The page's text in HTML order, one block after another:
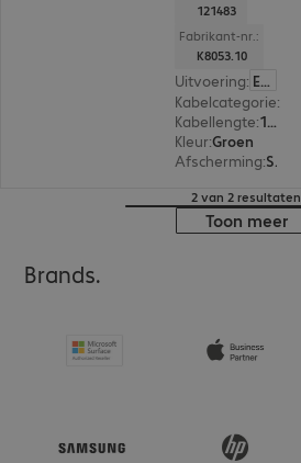
121483
Fabrikant-nr.:
K8053.10
Uitvoering: Europa
Kabelcategorie:
Kabellengte: 10 m
Kleur:Groen
Afscherming: S/FTP (PIMF)
2 van 2 resultaten
Toon meer
Brands.